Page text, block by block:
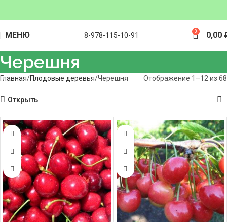
МЕНЮ 8-978-115-10-91 0 0,00
Черешня
Главная Плодовые деревья Черешня Отображение 1–12 из 68
Открыть